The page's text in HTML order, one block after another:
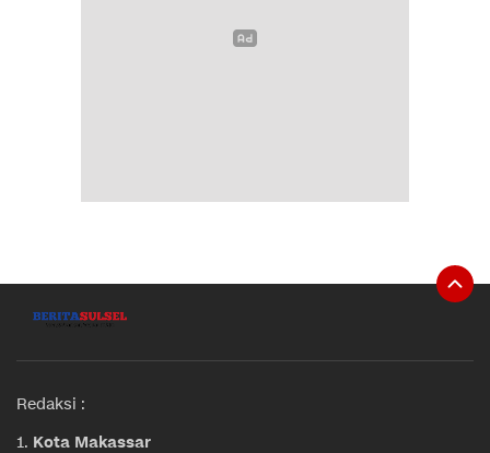
Redaksi :
1. Kota Makassar